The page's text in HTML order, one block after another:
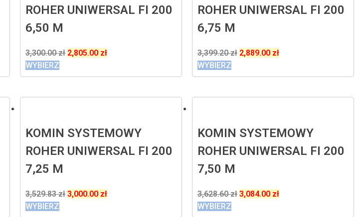
ROHER UNIWERSAL FI 200
6,50 M
3,300.00zł 2,805.00 zł
WYBIERZ
ROHER UNIWERSAL FI 200
6,75 M
3,399.20zł 2,889.00 zł
WYBIERZ
KOMIN SYSTEMOWY
ROHER UNIWERSAL FI 200
7,25 M
3,529.83zł 3,000.00 zł
WYBIERZ
KOMIN SYSTEMOWY
ROHER UNIWERSAL FI 200
7,50 M
3,628.60zł 3,084.00 zł
WYBIERZ